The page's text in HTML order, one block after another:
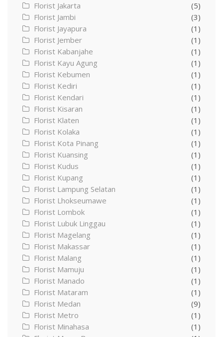
Florist Jakarta
(5)
Florist Jambi
(3)
Florist Jayapura
(1)
Florist Jember
(1)
Florist Kabanjahe
(1)
Florist Kayu Agung
(1)
Florist Kebumen
(1)
Florist Kediri
(1)
Florist Kendari
(1)
Florist Kisaran
(1)
Florist Klaten
(1)
Florist Kolaka
(1)
Florist Kota Pinang
(1)
Florist Kuansing
(1)
Florist Kudus
(1)
Florist Kupang
(1)
Florist Lampung Selatan
(1)
Florist Lhokseumawe
(1)
Florist Lombok
(1)
Florist Lubuk Linggau
(1)
Florist Magelang
(1)
Florist Makassar
(1)
Florist Malang
(1)
Florist Mamuju
(1)
Florist Manado
(1)
Florist Mataram
(1)
Florist Medan
(9)
Florist Metro
(1)
Florist Minahasa
(1)